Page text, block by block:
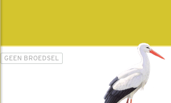
GEEN BROEDSEL